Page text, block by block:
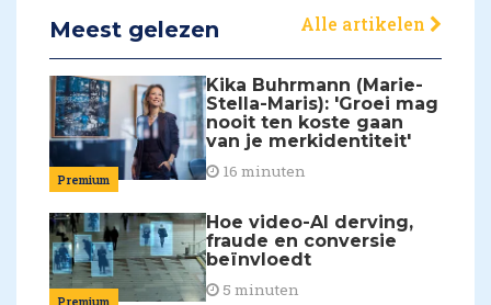
Meest gelezen Alle artikelen
Premium
Kika Buhrmann (Marie-
Stella-Maris): 'Groei mag
nooit ten koste gaan
van je merkidentiteit'
16 minuten
Premium
Hoe video-AI derving,
fraude en conversie
beïnvloedt
5 minuten